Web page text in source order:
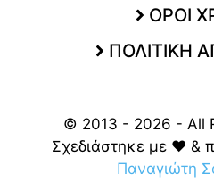
ΟΡΟΙ
ΠΟΛΙΤΙΚΗ
© 2013 - 2026 - All
Σχεδιάστηκε με ❤️ &
Παναγιώτη